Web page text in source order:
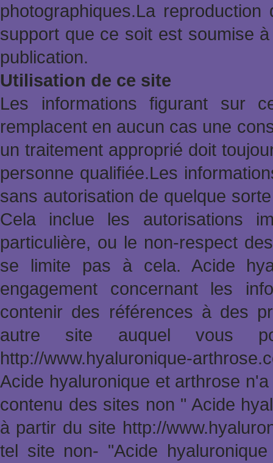
photographiques.La
support que ce soit est soumise
publication.
Utilisation de ce site
Les informations figurant sur
remplacent en aucun cas une
un traitement approprié doit
personne qualifiée.Les
sans autorisation de quelque
Cela inclue les autorisations
particulière, ou le non-respect
se limite pas à cela. Acide
engagement concernant les
contenir des références à des
autre site auquel vous
http://www.hyaluronique-
Acide hyaluronique et arthrose
contenu des sites non " Acide
à partir du site http://
tel site non- "Acide